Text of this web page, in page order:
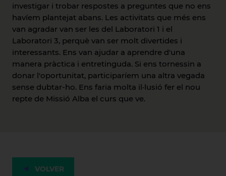
investigar i trobar respostes a preguntes que no ens
havíem plantejat abans. Les activitats que més ens
van agradar van ser les del Laboratori 1 i el
Laboratori 3, perquè van ser molt divertides i
interessants. Ens van ajudar a aprendre d'una
manera pràctica i entretinguda. Si ens tornessin a
donar l'oportunitat, participaríem una altra vegada
sense dubtar-ho. Ens faria molta il·lusió fer el nou
repte de Missió Alba el curs que ve.
VOLVER